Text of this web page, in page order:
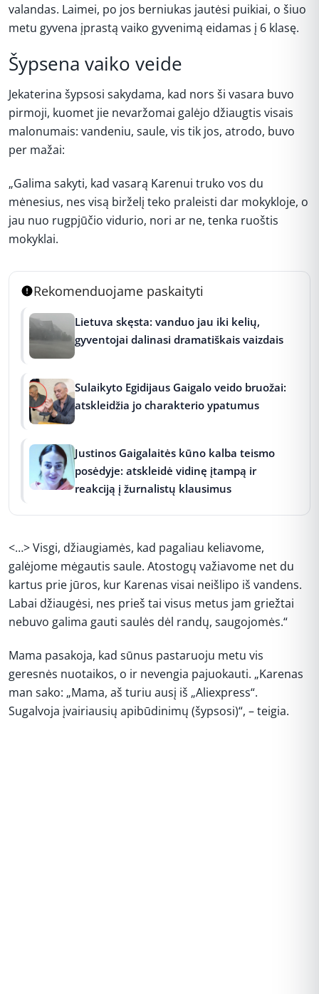
valandas. Laimei, po jos berniukas jautėsi puikiai, o šiuo
metu gyvena įprastą vaiko gyvenimą eidamas į 6 klasę.
Šypsena vaiko veide
Jekaterina šypsosi sakydama, kad nors ši vasara buvo
pirmoji, kuomet jie nevaržomai galėjo džiaugtis visais
malonumais: vandeniu, saule, vis tik jos, atrodo, buvo
per mažai:
„Galima sakyti, kad vasarą Karenui truko vos du
mėnesius, nes visą birželį teko praleisti dar mokykloje, o
jau nuo rugpjūčio vidurio, nori ar ne, tenka ruoštis
mokyklai.
Rekomenduojame paskaityti
Lietuva skęsta: vanduo jau iki kelių,
gyventojai dalinasi dramatiškais vaizdais
Sulaikyto Egidijaus Gaigalo veido bruožai:
atskleidžia jo charakterio ypatumus
Justinos Gaigalaitės kūno kalba teismo
posėdyje: atskleidė vidinę įtampą ir
reakciją į žurnalistų klausimus
<…> Visgi, džiaugiamės, kad pagaliau keliavome,
galėjome mėgautis saule. Atostogų važiavome net du
kartus prie jūros, kur Karenas visai neišlipo iš vandens.
Labai džiaugėsi, nes prieš tai visus metus jam griežtai
nebuvo galima gauti saulės dėl randų, saugojomės.“
Mama pasakoja, kad sūnus pastaruoju metu vis
geresnės nuotaikos, o ir nevengia pajuokauti. „Karenas
man sako: „Mama, aš turiu ausį iš „Aliexpress“.
Sugalvoja įvairiausių apibūdinimų (šypsosi)“, – teigia.